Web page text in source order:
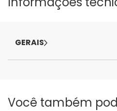
GERAIS
Você também